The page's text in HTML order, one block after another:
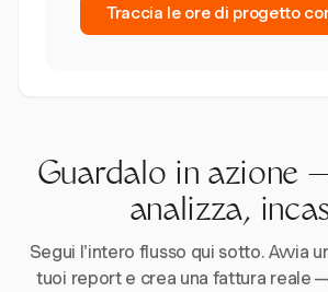
Traccia le ore di progetto
Guardalo in azione
analizza,
Segui l'intero flusso qui sotto. Avvia
tuoi report e crea una fattura reale